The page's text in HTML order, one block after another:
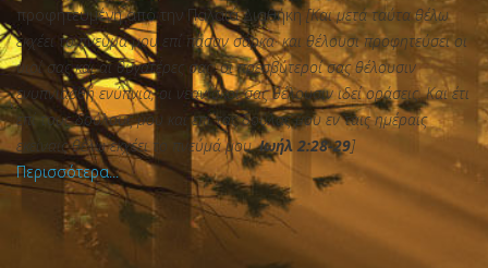
προφητευμένη από την Παλαιά Διαθήκη [Και μετά ταύτα θέλω
εκχέει το πνεύμά μου επί πάσαν σάρκα· και θέλουσι προφητεύσει οι
υιοί σας και αι θυγατέρες σας· οι πρεσβύτεροί σας θέλουσιν
ενυπνιασθή ενύπνια, οι νεανίσκοι σας θέλουσιν ιδεί οράσεις. Και έτι
επί τους δούλους μου και επί τας δούλας μου εν ταις ημέραις
εκείναις θέλω εκχέει το πνεύμά μου. Ιωήλ 2:28-29]
Περισσότερα...